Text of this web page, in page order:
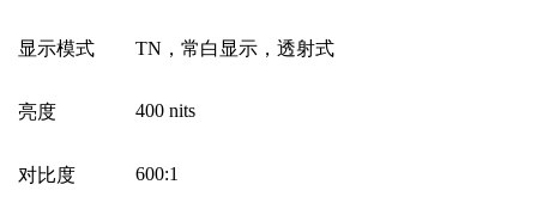
显示模式 TN ，常白显示，透射式
亮度 400 nits
对比度 600:1